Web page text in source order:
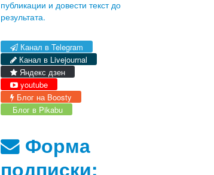
публикации и довести текст до
результата.
Канал в Telegram
Канал в Livejournal
Яндекс дзен
youtube
Блог на Boosty
Блог в Pikabu
Форма
подписки: